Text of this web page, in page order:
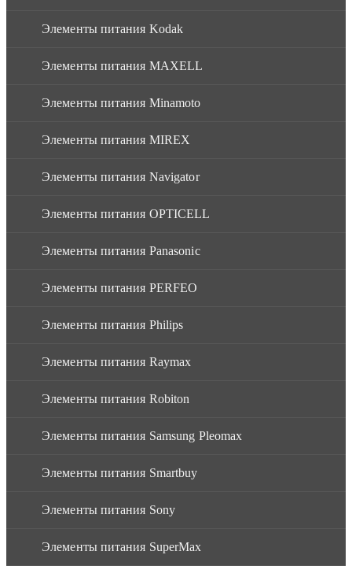
Элементы питания Kodak
Элементы питания MAXELL
Элементы питания Minamoto
Элементы питания MIREX
Элементы питания Navigator
Элементы питания OPTICELL
Элементы питания Panasonic
Элементы питания PERFEO
Элементы питания Philips
Элементы питания Raymax
Элементы питания Robiton
Элементы питания Samsung Pleomax
Элементы питания Smartbuy
Элементы питания Sony
Элементы питания SuperMax